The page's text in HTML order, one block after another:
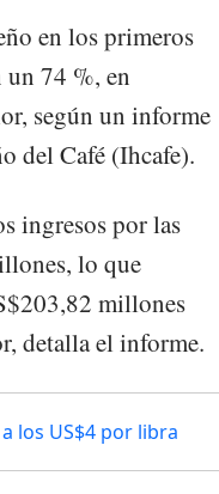
en los primeros
un 74 %, en
según un informe
del Café (Ihcafe).
ingresos por las
lo que
millones
detalla el informe.
los US$4 por libra